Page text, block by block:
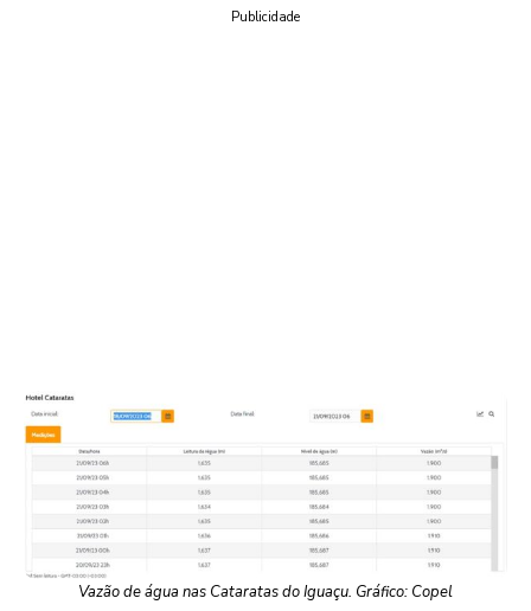
Publicidade
Vazão de água nas Cataratas do Iguaçu. Gráfico: Copel